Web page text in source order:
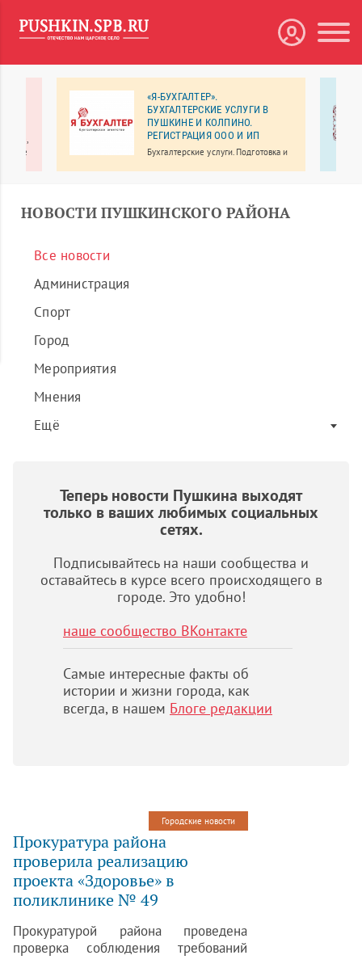
числе
«Я-БУХГАЛТЕР».
БУХГАЛТЕРСКИЕ УСЛУГИ В
ПУШКИНЕ И КОЛПИНО.
РЕГИСТРАЦИЯ ООО И ИП
Бухгалтерские услуги. Подготовка и
НОВОСТИ ПУШКИНСКОГО РАЙОНА
Все новости
Администрация
Спорт
Город
Мероприятия
Мнения
Ещё
Теперь новости Пушкина выходят
только в ваших любимых социальных
сетях.
Подписывайтесь на наши сообщества и
оставайтесь в курсе всего происходящего в
городе. Это удобно!
наше сообщество ВКонтакте
Самые интересные факты об
истории и жизни города, как
всегда, в нашем Блоге редакции
Городские новости
Прокуратура района
проверила реализацию
проекта «Здоровье» в
поликлинике № 49
Прокуратурой района проведена
проверка соблюдения требований